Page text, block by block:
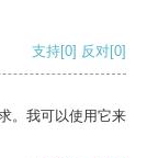
支持[0] 反对[0]
。我可以使用它来